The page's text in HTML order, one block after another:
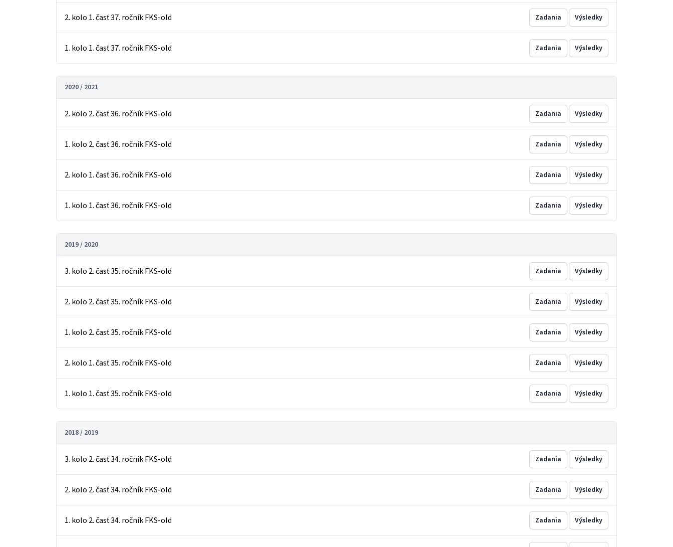
2. kolo 1. časť 37. ročník FKS-old Zadania Výsledky
1. kolo 1. časť 37. ročník FKS-old Zadania Výsledky
2020 / 2021
2. kolo 2. časť 36. ročník FKS-old Zadania Výsledky
1. kolo 2. časť 36. ročník FKS-old Zadania Výsledky
2. kolo 1. časť 36. ročník FKS-old Zadania Výsledky
1. kolo 1. časť 36. ročník FKS-old Zadania Výsledky
2019 / 2020
3. kolo 2. časť 35. ročník FKS-old Zadania Výsledky
2. kolo 2. časť 35. ročník FKS-old Zadania Výsledky
1. kolo 2. časť 35. ročník FKS-old Zadania Výsledky
2. kolo 1. časť 35. ročník FKS-old Zadania Výsledky
1. kolo 1. časť 35. ročník FKS-old Zadania Výsledky
2018 / 2019
3. kolo 2. časť 34. ročník FKS-old Zadania Výsledky
2. kolo 2. časť 34. ročník FKS-old Zadania Výsledky
1. kolo 2. časť 34. ročník FKS-old Zadania Výsledky